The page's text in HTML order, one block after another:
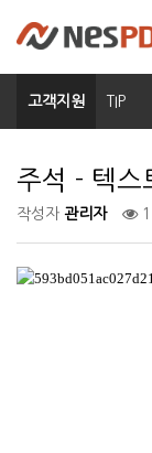
고객지원 TIP
주석 - 텍스
작성자 관리자